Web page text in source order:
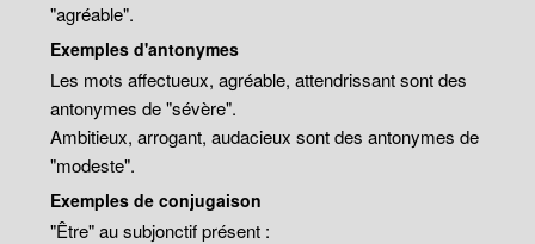
"agréable".
Exemples d'antonymes
Les mots affectueux, agréable, attendrissant sont des
antonymes de "sévère".
Ambitieux, arrogant, audacieux sont des antonymes de
"modeste".
Exemples de conjugaison
"Être" au subjonctif présent :